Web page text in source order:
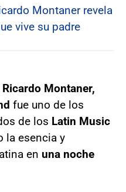
Montaner revela
vive su padre
Ricardo Montaner,
fue uno de los
de los Latin Music
la esencia y
en una noche